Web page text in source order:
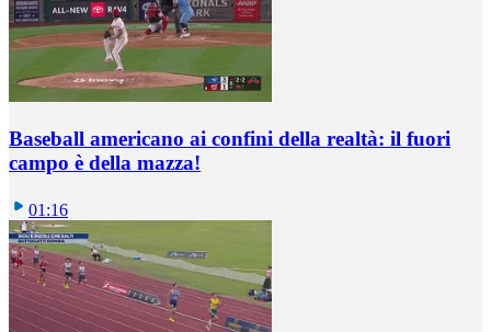
Baseball americano ai confini della realtà: il fuori
campo è della mazza!
01:16